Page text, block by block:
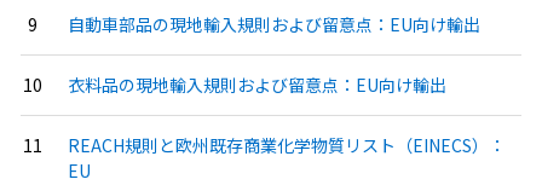
自動車部品の現地輸入規則および留意点：EU向け輸出
衣料品の現地輸入規則および留意点：EU向け輸出
REACH規則と欧州既存商業化学物質リスト（EINECS）：
EU